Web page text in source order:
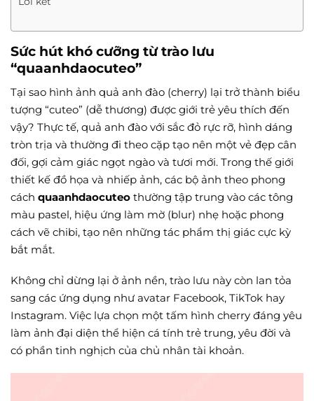
Sức hút khó cưỡng từ trào lưu
“quaanhdaocuteo”
Tại sao hình ảnh quả anh đào (cherry) lại trở thành biểu
tượng “cuteo” (dễ thương) được giới trẻ yêu thích đến
vậy? Thực tế, quả anh đào với sắc đỏ rực rỡ, hình dáng
tròn trịa và thường đi theo cặp tạo nên một vẻ đẹp cân
đối, gợi cảm giác ngọt ngào và tươi mới. Trong thế giới
thiết kế đồ họa và nhiếp ảnh, các bộ ảnh theo phong
cách quaanhdaocuteo thường tập trung vào các tông
màu pastel, hiệu ứng làm mờ (blur) nhẹ hoặc phong
cách vẽ chibi, tạo nên những tác phẩm thị giác cực kỳ
bắt mắt.
Không chỉ dừng lại ở ảnh nền, trào lưu này còn lan tỏa
sang các ứng dụng như avatar Facebook, TikTok hay
Instagram. Việc lựa chọn một tấm hình cherry đáng yêu
làm ảnh đại diện thể hiện cá tính trẻ trung, yêu đời và
có phần tinh nghịch của chủ nhân tài khoản.